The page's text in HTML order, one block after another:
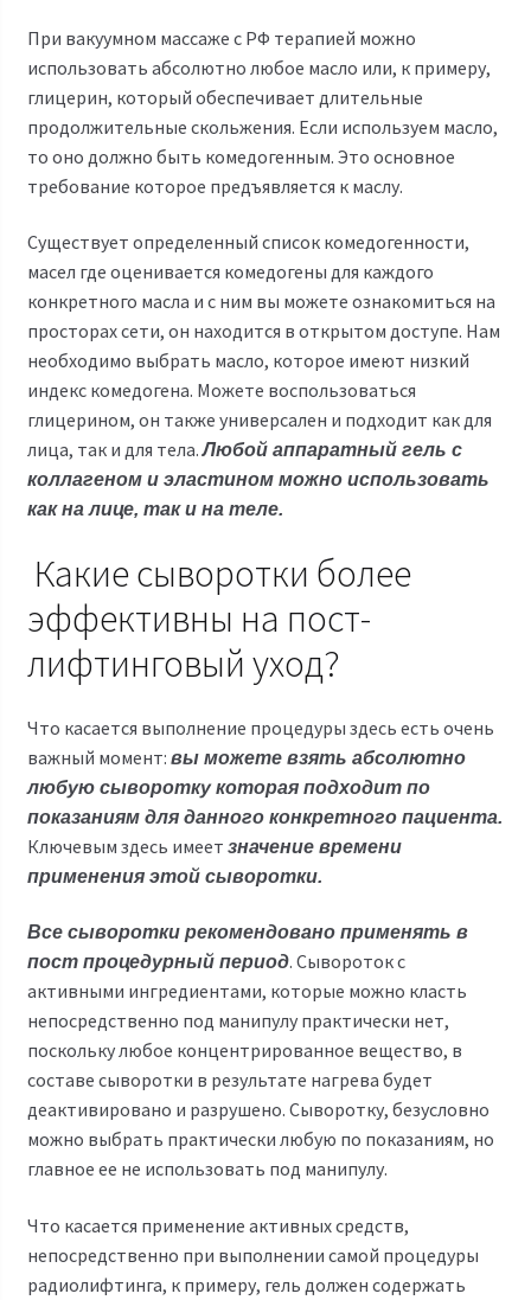
При вакуумном массаже с РФ терапией можно
использовать абсолютно любое масло или, к примеру,
глицерин, который обеспечивает длительные
продолжительные скольжения. Если используем масло,
то оно должно быть комедогенным. Это основное
требование которое предъявляется к маслу.
Существует определенный список комедогенности,
масел где оценивается комедогены для каждого
конкретного масла и с ним вы можете ознакомиться на
просторах сети, он находится в открытом доступе. Нам
необходимо выбрать масло, которое имеют низкий
индекс комедогена. Можете воспользоваться
глицерином, он также универсален и подходит как для
лица, так и для тела.Любой аппаратный гель с
коллагеном и эластином можно использовать
как на лице, так и на теле.
Какие сыворотки более
эффективны на пост-
лифтинговый уход?
Что касается выполнение процедуры здесь есть очень
важный момент: вы можете взять абсолютно
любую сыворотку которая подходит по
показаниям для данного конкретного пациента.
Ключевым здесь имеет значение времени
применения этой сыворотки.
Все сыворотки рекомендовано применять в
пост процедурный период. Сывороток с
активными ингредиентами, которые можно класть
непосредственно под манипулу практически нет,
поскольку любое концентрированное вещество, в
составе сыворотки в результате нагрева будет
деактивировано и разрушено. Сыворотку, безусловно
можно выбрать практически любую по показаниям, но
главное ее не использовать под манипулу.
Что касается применение активных средств,
непосредственно при выполнении самой процедуры
радиолифтинга, к примеру, гель должен содержать